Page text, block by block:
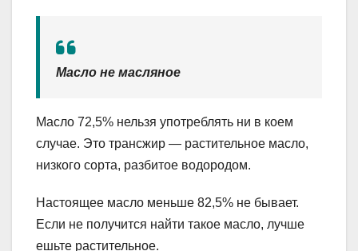
Масло не масляное
Масло 72,5% нельзя употреблять ни в коем
случае. Это трансжир — растительное масло,
низкого сорта, разбитое водородом.
Настоящее масло меньше 82,5% не бывает.
Если не получится найти такое масло, лучше
ешьте растительное.